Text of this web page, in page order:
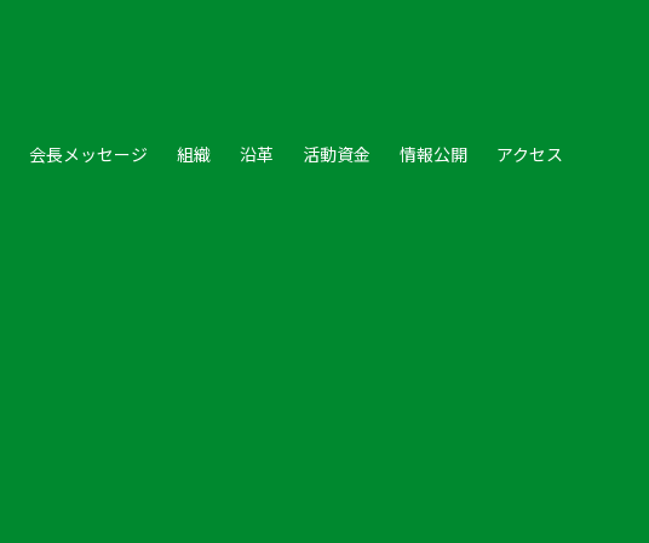
会長メッセージ 組織 沿革 活動資金 情報公開 アクセス